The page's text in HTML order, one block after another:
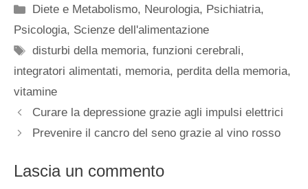
Categorie
Diete e Metabolismo, Neurologia, Psichiatria,
Psicologia, Scienze dell'alimentazione
Tag
disturbi della memoria,funzioni cerebrali,
integratori alimentati, memoria, perdita della memoria,
vitamine
Curare la depressione grazie agli impulsi elettrici
Prevenire il cancro del seno grazie al vino rosso
Lascia un commento